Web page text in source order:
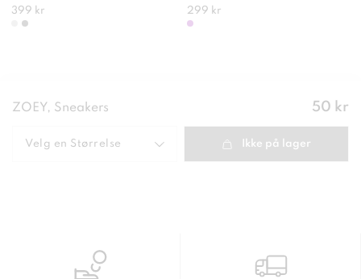
399 kr 299 kr
ZOEY, Sneakers Pris:
50 kr
Velg en Størrelse Ikke på lager